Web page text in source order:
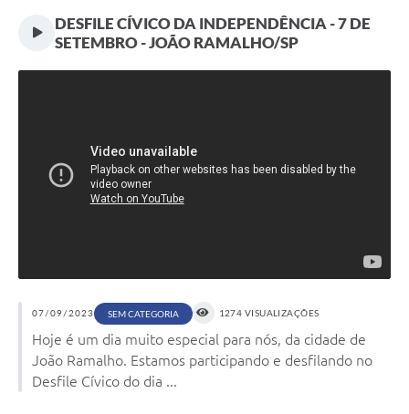
Legislação
Arquivos para Download
SELEÇÃO PÚBLICA PARA PREVIDÊNCIA COMPLEMENTAR
Galeria de Fotos
Galeria de Vídeos
Links
DESFILE CÍVICO DA INDEPENDÊNCIA - 7 DE
SETEMBRO - JOÃO RAMALHO/SP
07/09/2023 SEM CATEGORIA 1274 VISUALIZAÇÕES
Hoje é um dia muito especial para nós, da cidade de
João Ramalho. Estamos participando e desfilando no
Desfile Cívico do dia ...